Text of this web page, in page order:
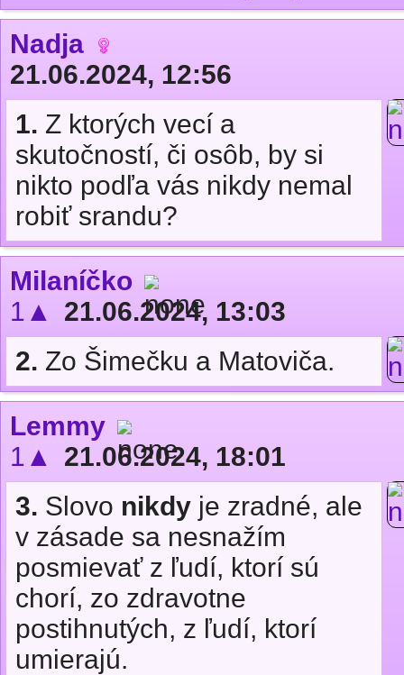
Nadja
21.06.2024, 12:56
1. Z ktorých vecí a
skutočností, či osôb, by si
nikto podľa vás nikdy nemal
robiť srandu?
Milaníčko
1▲
21.06.2024, 13:03
2. Zo Šimečku a Matoviča.
Lemmy
1▲
21.06.2024, 18:01
3. Slovo nikdy je zradné, ale
v zásade sa nesnažím
posmievať z ľudí, ktorí sú
chorí, zo zdravotne
postihnutých, z ľudí, ktorí
umierajú.